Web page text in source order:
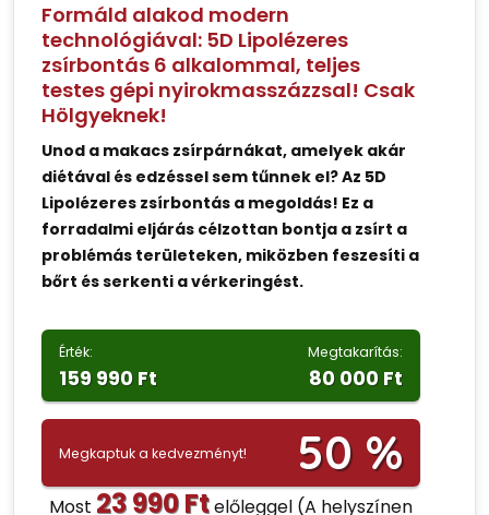
Formáld alakod modern
technológiával: 5D Lipolézeres
zsírbontás 6 alkalommal, teljes
testes gépi nyirokmasszázzsal! Csak
Hölgyeknek!
Unod a makacs zsírpárnákat, amelyek akár
diétával és edzéssel sem tűnnek el? Az 5D
Lipolézeres zsírbontás a megoldás! Ez a
forradalmi eljárás célzottan bontja a zsírt a
problémás területeken, miközben feszesíti a
bőrt és serkenti a vérkeringést.
Érték:
159 990 Ft
Megtakarítás:
80 000 Ft
Megkaptuk a kedvezményt! 50 %
Most 23 990 Ftelőleggel (A helyszínen